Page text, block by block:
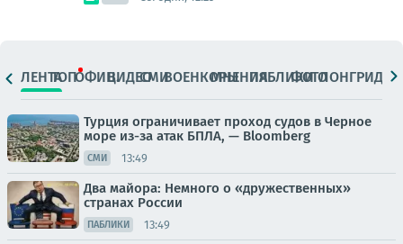
ЛЕНТАТОПОФИЦ.ВИДЕОСМИВОЕНКОРЫМНЕНИЯПАБЛИКИ
ФОТОЛОНГРИДЫ
Турция ограничивает проход судов в Черное
море из-за атак БПЛА, — Bloomberg
СМИ 13:49
Два майора: Немного о «дружественных»
странах России
ПАБЛИКИ 13:49